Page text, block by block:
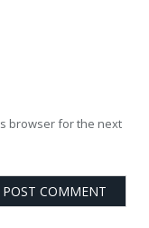
browser for the next